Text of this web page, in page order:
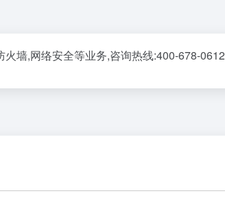
墙,网络安全等业务,咨询热线:400-678-0612